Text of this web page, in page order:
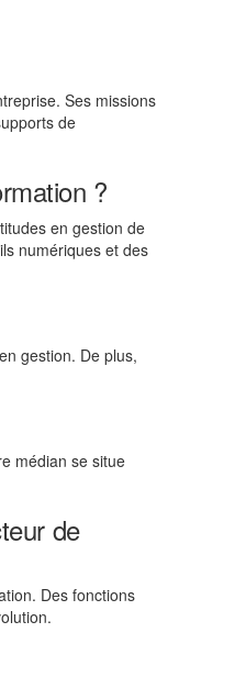
Ses missions
de
?
en gestion de
numériques et des
gestion. De plus,
médian se situe
de
Des fonctions